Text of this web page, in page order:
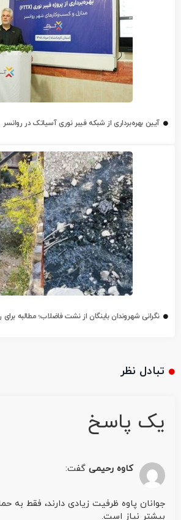
آیین بهره‌برداری از شبکه فیبر نوری آسیاتک در روانسر
نگرانی شهروندان باینگان از نشت فاضلاب؛ مطالبه
تبادل نظر
یک پاسخ
کاوه رحیمی گفت:
جوانان پاوه ظرفیت زیادی دارند، فقط به
بیشتر نیاز است.